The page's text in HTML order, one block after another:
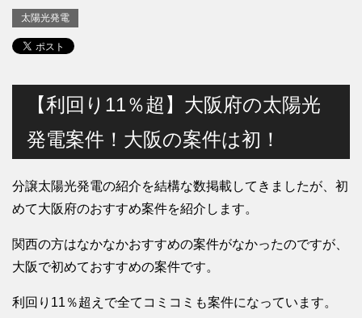
太陽光発電
【利回り11％超】大阪府の太陽光
発電案件！大阪の案件は初！
分譲太陽光発電の紹介を結構な数掲載してきましたが、初
めて大阪府のおすすめ案件を紹介します。
関西の方はなかなかおすすめの案件がなかったのですが、
大阪で初めておすすめの案件です。
利回り11％超えで全てコミコミも案件になっています。